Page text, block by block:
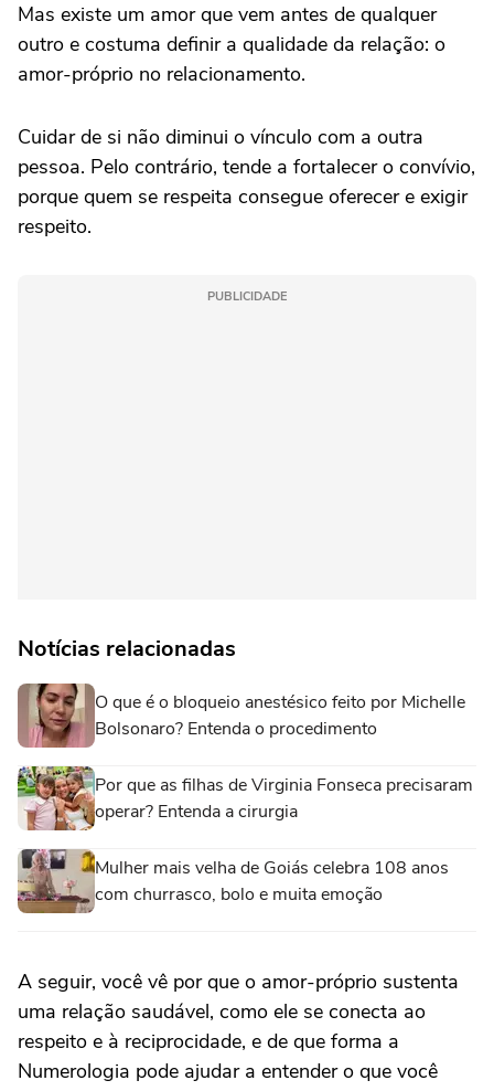
Mas existe um amor que vem antes de qualquer
outro e costuma definir a qualidade da relação: o
amor-próprio no relacionamento.
Cuidar de si não diminui o vínculo com a outra
pessoa. Pelo contrário, tende a fortalecer o convívio,
porque quem se respeita consegue oferecer e exigir
respeito.
PUBLICIDADE
Notícias relacionadas
O que é o bloqueio anestésico feito por Michelle
Bolsonaro? Entenda o procedimento
Por que as filhas de Virginia Fonseca precisaram
operar? Entenda a cirurgia
Mulher mais velha de Goiás celebra 108 anos
com churrasco, bolo e muita emoção
A seguir, você vê por que o amor-próprio sustenta
uma relação saudável, como ele se conecta ao
respeito e à reciprocidade, e de que forma a
Numerologia pode ajudar a entender o que você